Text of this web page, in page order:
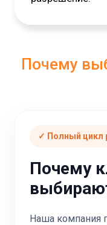
Почему
✓ Полный цикл
Почему
Наша компания